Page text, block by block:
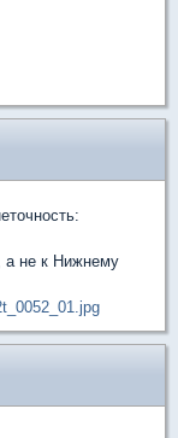
а не к Нижнему